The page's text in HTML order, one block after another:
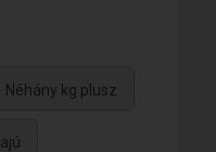
Néhány kg plusz